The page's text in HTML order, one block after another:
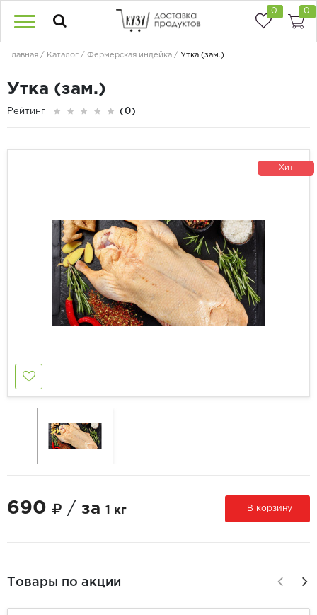
0 0
Главная Каталог Фермерская индейка Утка (зам.)
Утка (зам.)
Рейтинг (0)
Хит
690 / за 1 кг В корзину
Товары по акции